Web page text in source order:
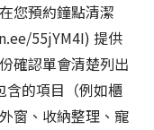
您預約鐘點清潔
55jYM4I) 提供
確認單會清楚列出
含的項目（例如櫃
窗、收納整理、寵